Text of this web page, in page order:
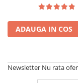
Saltele patuturi copii
Masa si scaune
confort, spuma
HR, memory foam 4
detasabila 3D,
fermitate medie,
ADAUGA IN COS
Newsletter Nu rata